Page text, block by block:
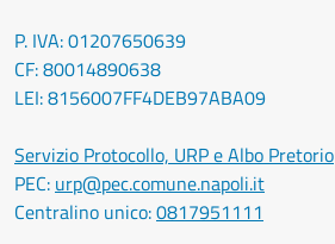
P. IVA: 01207650639
CF: 80014890638
LEI: 8156007FF4DEB97ABA09
Servizio Protocollo, URP e Albo Pretorio
PEC: urp@pec.comune.napoli.it
Centralino unico:0817951111